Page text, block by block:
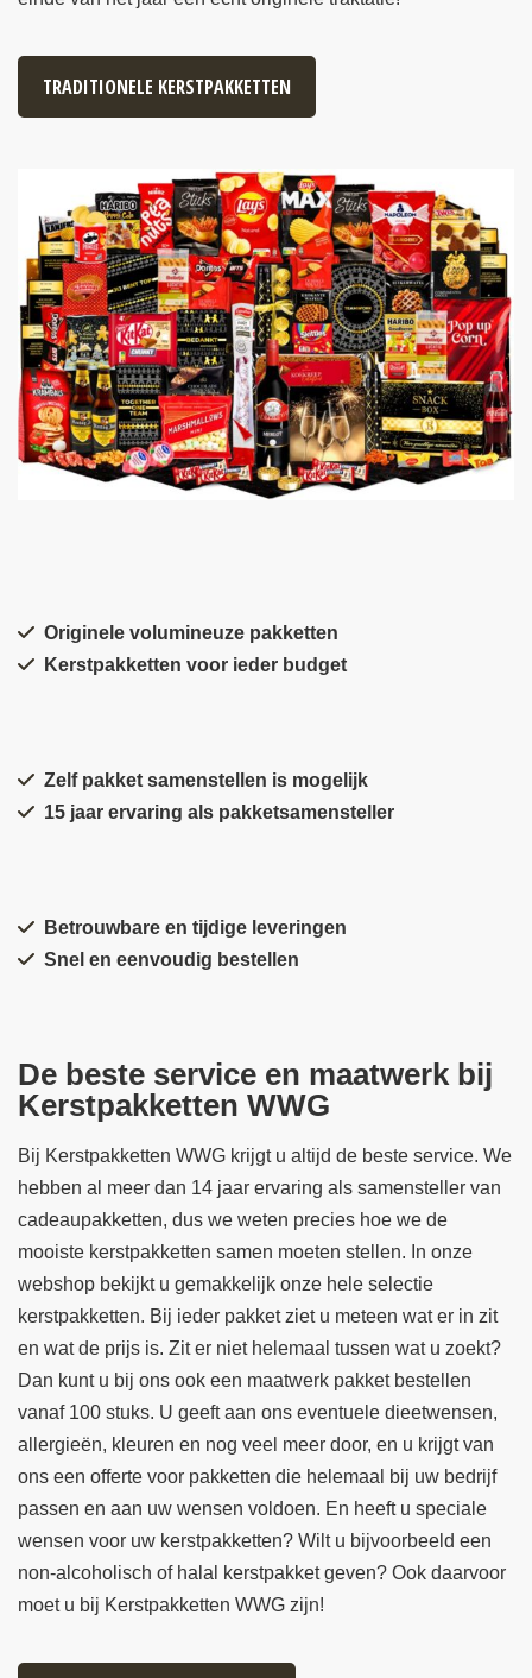
TRADITIONELE KERSTPAKKETTEN
Originele volumineuze pakketten
Kerstpakketten voor ieder budget
Zelf pakket samenstellen is mogelijk
15 jaar ervaring als pakketsamensteller
Betrouwbare en tijdige leveringen
Snel en eenvoudig bestellen
De beste service en maatwerk bij
Kerstpakketten WWG
Bij Kerstpakketten WWG krijgt u altijd de beste service. We
hebben al meer dan 14 jaar ervaring als samensteller van
cadeaupakketten, dus we weten precies hoe we de
mooiste kerstpakketten samen moeten stellen. In onze
webshop bekijkt u gemakkelijk onze hele selectie
kerstpakketten. Bij ieder pakket ziet u meteen wat er in zit
en wat de prijs is. Zit er niet helemaal tussen wat u zoekt?
Dan kunt u bij ons ook een maatwerk pakket bestellen
vanaf 100 stuks. U geeft aan ons eventuele dieetwensen,
allergieën, kleuren en nog veel meer door, en u krijgt van
ons een offerte voor pakketten die helemaal bij uw bedrijf
passen en aan uw wensen voldoen. En heeft u speciale
wensen voor uw kerstpakketten? Wilt u bijvoorbeeld een
non-alcoholisch of halal kerstpakket geven? Ook daarvoor
moet u bij Kerstpakketten WWG zijn!